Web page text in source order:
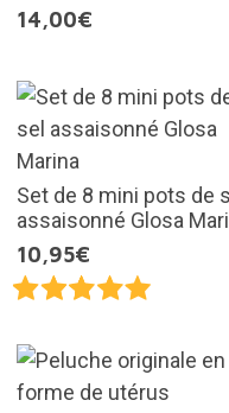
14,00€
Set de 8 mini pots de
assaisonné Glosa
10,95€